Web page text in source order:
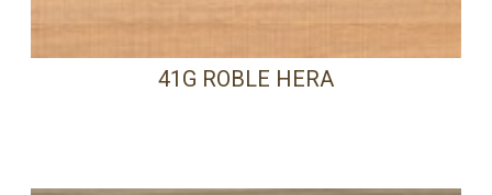
41G ROBLE HERA